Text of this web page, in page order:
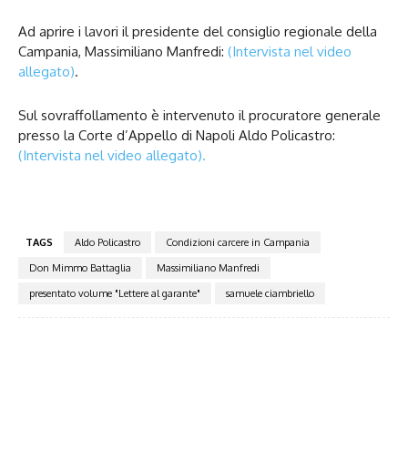
Ad aprire i lavori il presidente del consiglio regionale della
Campania, Massimiliano Manfredi: (Intervista nel video
allegato).
Sul sovraffollamento è intervenuto il procuratore generale
presso la Corte d’Appello di Napoli Aldo Policastro:
(Intervista nel video allegato).
TAGS Aldo Policastro
Condizioni carcere in Campania
Don Mimmo Battaglia
Massimiliano Manfredi
presentato volume "Lettere al garante"
samuele ciambriello